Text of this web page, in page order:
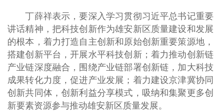
丁薛祥表示，要深入学习贯彻习近平总书记重要
讲话精神，把科技创新作为雄安新区质量建设和发展
的根本，着力打造自主创新和原始创新重要策源地，
搭建创新平台，开展水平科技创新；着力推动创新链
产业链深度融合，围绕产业链部署创新链，加大科技
成果转化力度，促进产业发展；着力建设京津冀协同
创新共同体，创新利益分享模式，吸纳和集聚更多创
新要素资源参与推动雄安新区质量发展。